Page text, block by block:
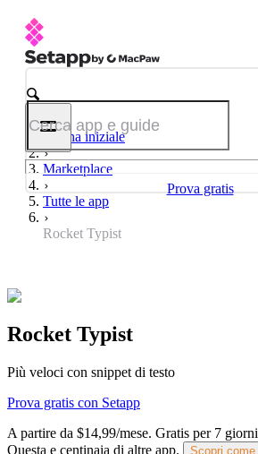
Prova gratis
Pagina iniziale
Marketplace
Tutte le app
Rocket Typist
Rocket Typist
Più veloci con snippet di testo
Prova gratis con Setapp
A partire da $14,99/mese. Gratis per 7 giorni
Questa e centinaia di altre app.
Scopri come.